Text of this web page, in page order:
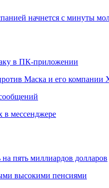
начнется с минуты
в ПК-приложении
Маска и его компании
в мессенджере
пять миллиардов долларов
высокими пенсиями